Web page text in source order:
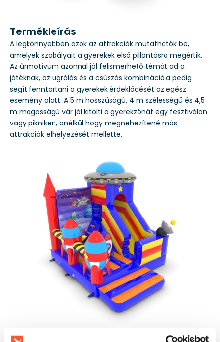
Termékleírás
A legkönnyebben azok az attrakciók mutathatók be,
amelyek szabályait a gyerekek első pillantásra megértik.
Az űrmotívum azonnal jól felismerhető témát ad a
játéknak, az ugrálás és a csúszás kombinációja pedig
segít fenntartani a gyerekek érdeklődését az egész
esemény alatt. A 5 m hosszúságú, 4 m szélességű és 4,5
m magasságú vár jól kitölti a gyerekzónát egy fesztiválon
vagy pikniken, anélkül hogy megnehezítené más
attrakciók elhelyezését mellette.